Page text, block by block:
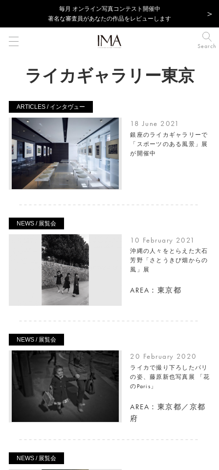
毎⽉ オンライン写真コンテスト開催中
著名な審査員があなたの作品をレビューします
Search
ライカギャラリー東京
ARTICLES / インタヴュー
18 June 2021
銀座のライカギャラリーで
「スポーツのある風景」展
が開催中
NEWS / 展覧会
10 February 2021
沖縄の人々をとらえた大石
芳野「さとうきび畑からの
風」展
AREA：東京都
NEWS / 展覧会
20 February 2020
ライカで撮り下ろしたパリ
の姿、藤原新也写真展 「花
のParis」
AREA：東京都／京都
府
NEWS / 展覧会